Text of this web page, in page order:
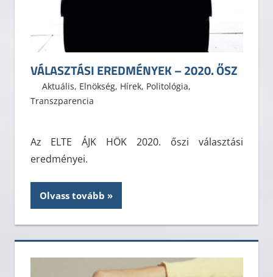
VÁLASZTÁSI EREDMÉNYEK – 2020. ŐSZ
2020. október 11.
ELTE ÁJK HÖK
Aktuális, Elnökség, Hírek, Politológia,
Transzparencia
Az ELTE ÁJK HÖK 2020. őszi választási
eredményei.
Olvass tovább